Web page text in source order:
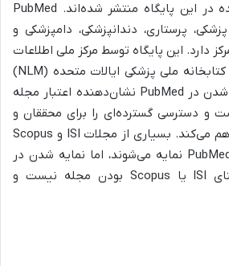
که در مجلات نمایه شده در این پایگاه منتشر شده‌اند. PubMed
پرستاری، دندانپزشکی، دامپزشکی و
دارد. این پایگاه توسط مرکز ملی اطلاعات
بیوتکنولوژی (NCBI) در کتابخانه ملی پزشکی ایالات متحده (NLM)
نگهداری می‌شود. نمایه شدن در PubMed نشان‌دهنده اعتبار مجله
و دسترسی گسترده‌ای را برای محققان و
متخصصان این حوزه فراهم می‌کند. بسیاری از مجلات ISI و Scopus
در حوزه پزشکی نیز در PubMed نمایه می‌شوند، اما نمایه شدن در
PubMed لزوماً به معنای ISI یا Scopus بودن مجله نیست و